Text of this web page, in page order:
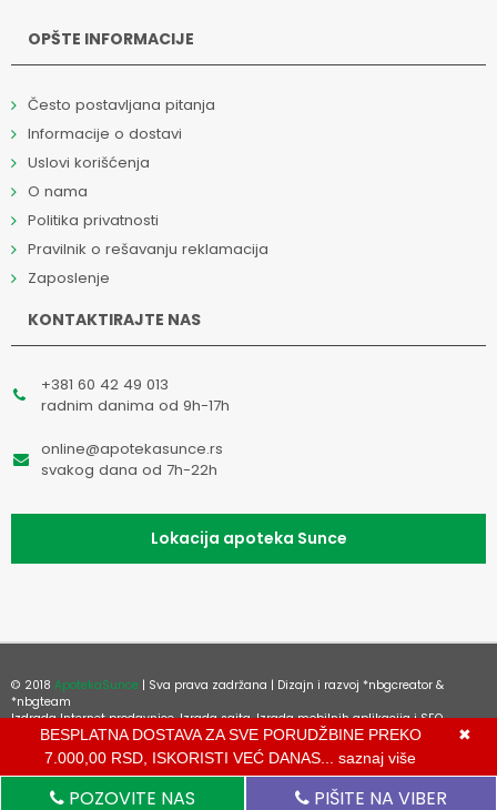
OPŠTE INFORMACIJE
Često postavljana pitanja
Informacije o dostavi
Uslovi korišćenja
O nama
Politika privatnosti
Pravilnik o rešavanju reklamacija
Zaposlenje
KONTAKTIRAJTE NAS
+381 60 42 49 013
radnim danima od 9h-17h
online@apotekasunce.rs
svakog dana od 7h-22h
Lokacija apoteka Sunce
© 2018 ApotekaSunce | Sva prava zadržana | Dizajn i razvoj *nbgcreator &
*nbgteam
Izdrada Internet prodavnice,Izrada sajta,Izrada mobilnih aplikacijaiSEO
optimizacija sajta
POZOVITE NAS PIŠITE NA VIBER
✖
BESPLATNA DOSTAVA ZA SVE PORUDŽBINE PREKO
7.000,00 RSD, ISKORISTI VEĆ DANAS... saznaj više